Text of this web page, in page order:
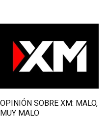
OPINIÓN SOBRE XM: MALO,
MUY MALO